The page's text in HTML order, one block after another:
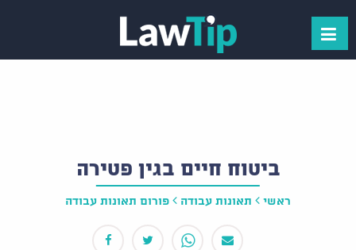
ביטוח חיים בגין פטירה
ראשי תאונות עבודה פורום תאונות עבודה